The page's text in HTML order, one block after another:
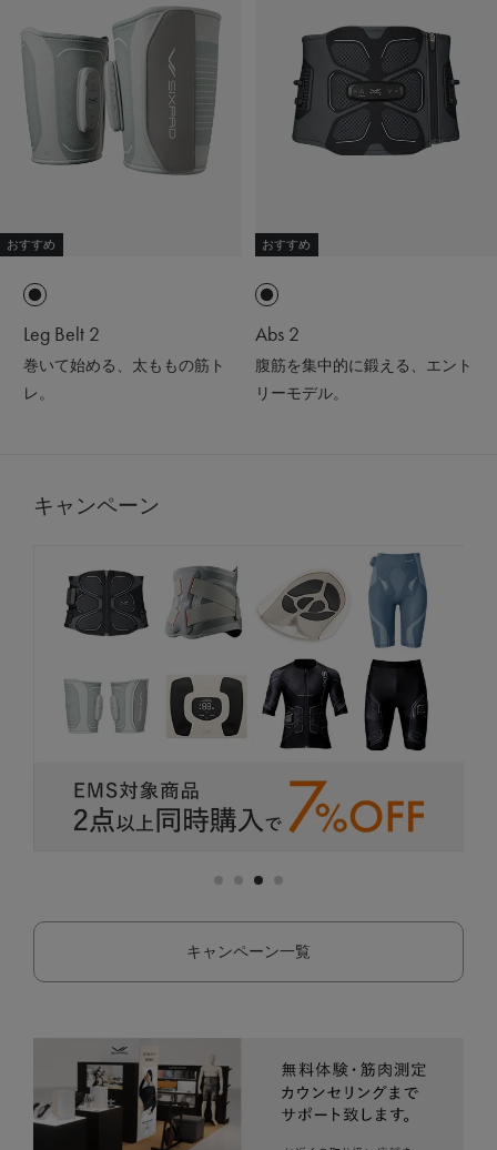
おすすめ
Leg Belt 2
巻いて始める、太ももの筋ト
レ。
おすすめ
Abs 2
腹筋を集中的に鍛える、エント
リーモデル。
キャンペーン
キャンペーン一覧